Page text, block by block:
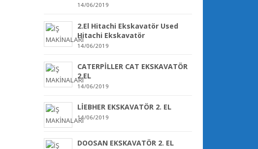
14/06/2019
2.El Hitachi Ekskavatör Used
Hitachi Ekskavatör
14/06/2019
CATERPİLLER CAT EKSKAVATÖR
2.EL
14/06/2019
LİEBHER EKSKAVATÖR 2. EL
14/06/2019
DOOSAN EKSKAVATÖR 2. EL